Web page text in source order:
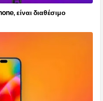
είναι διαθέσιμο